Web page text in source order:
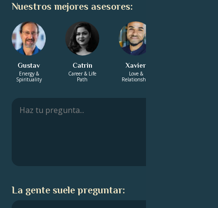
Nuestros mejores asesores:
Gustav
Energy &
Spirituality
Catrin
Career & Life
Path
Xavier
Love &
Relationship
La gente suele preguntar: